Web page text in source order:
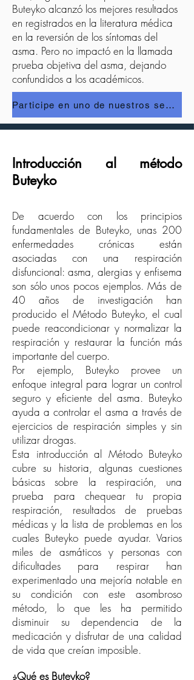
Buteyko alcanzó los mejores resultados
en registrados en la literatura médica
en la reversión de los síntomas del
asma. Pero no impactó en la llamada
prueba objetiva del asma, dejando
confundidos a los académicos.
Participe en uno de nuestros seminarios gratuitos
Introducción al método
Buteyko
De acuerdo con los principios
fundamentales de Buteyko, unas 200
enfermedades crónicas están
asociadas con una respiración
disfuncional: asma, alergias y enfisema
son sólo unos pocos ejemplos. Más de
40 años de investigación han
producido el Método Buteyko, el cual
puede reacondicionar y normalizar la
respiración y restaurar la función más
importante del cuerpo.
Por ejemplo, Buteyko provee un
enfoque integral para lograr un control
seguro y eficiente del asma. Buteyko
ayuda a controlar el asma a través de
ejercicios de respiración simples y sin
utilizar drogas.
Esta introducción al Método Buteyko
cubre su historia, algunas cuestiones
básicas sobre la respiración, una
prueba para chequear tu propia
respiración, resultados de pruebas
médicas y la lista de problemas en los
cuales Buteyko puede ayudar. Varios
miles de asmáticos y personas con
dificultades para respirar han
experimentado una mejoría notable en
su condición con este asombroso
método, lo que les ha permitido
disminuir su dependencia de la
medicación y disfrutar de una calidad
de vida que creían imposible.
¿Qué es Buteyko?